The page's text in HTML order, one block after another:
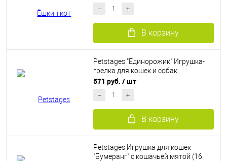
В корзину
Petstages "Единорожик" Игрушка-
грелка для кошек и собак
571 руб. / шт
В корзину
Petstages Игрушка для кошек
"Бумеранг" с кошачьей мятой (16